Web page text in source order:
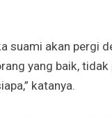
suami akan pergi
yang baik, tidak
katanya.